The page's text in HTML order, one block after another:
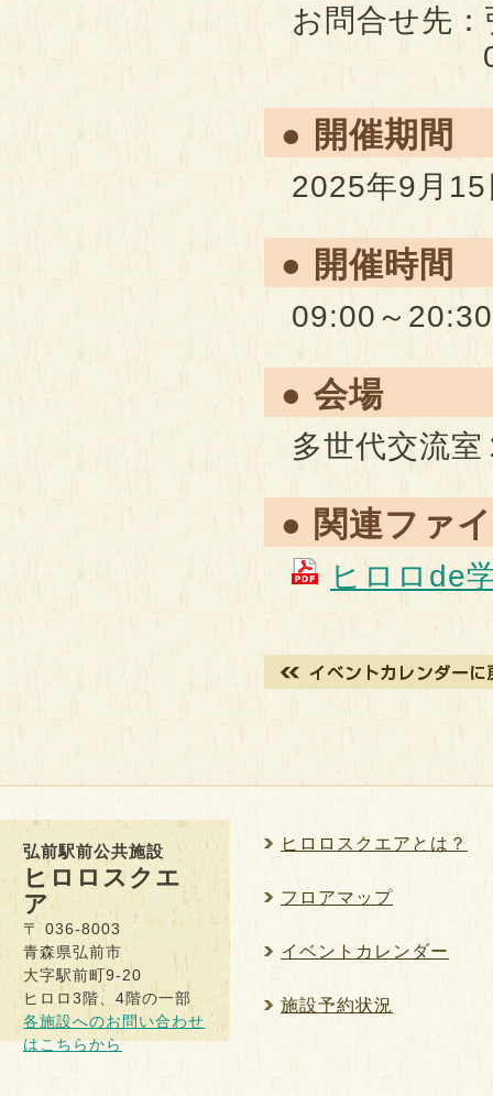
お問合せ先
0172-
● 開催期間
2025年9月
● 開催時間
09:00～20:30
● 会場
多世代交流室
● 関連ファ
ヒロロde
弘前駅前公共施設
ヒロロスクエ
ア
〒 036-8003
青森県弘前市
大字駅前町9-20
ヒロロ3階、4階の一部
各施設へのお問い合わせ
はこちらから
ヒロロスクエアとは？
フロアマップ
イベントカレンダー
施設予約状況